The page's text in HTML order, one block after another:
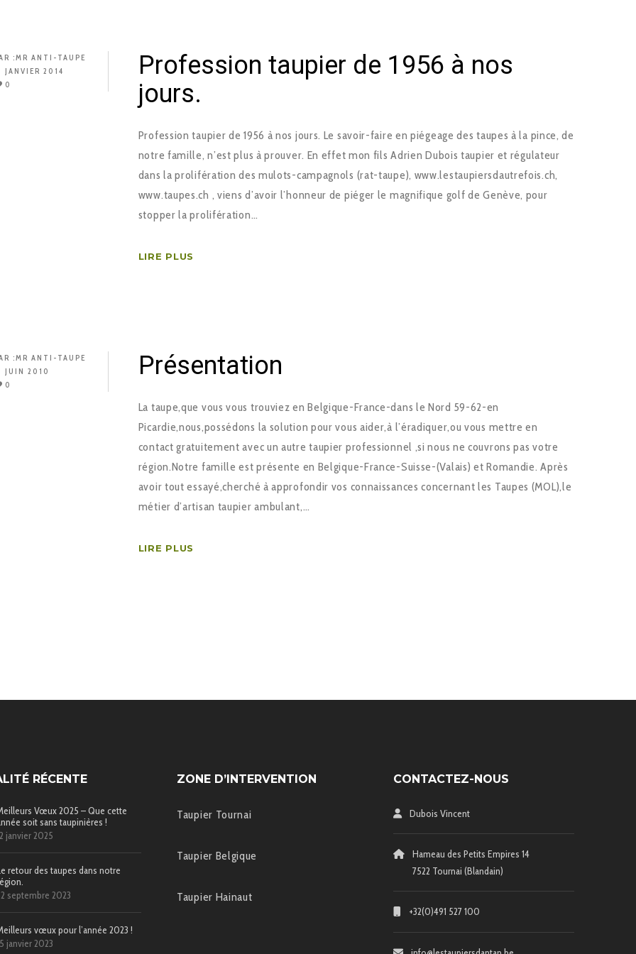
:MR ANTI-TAUPE
JANVIER 2014
0
Profession taupier de 1956 à nos
jours.
Profession taupier de 1956 à nos jours. Le savoir-faire en piégeage des taupes à la pince, de
notre famille, n’est plus à prouver. En effet mon fils Adrien Dubois taupier et régulateur
dans la prolifération des mulots-campagnols (rat-taupe), www.lestaupiersdautrefois.ch,
www.taupes.ch , viens d’avoir l’honneur de piéger le magnifique golf de Genève, pour
stopper la prolifération…
LIRE PLUS
:MR ANTI-TAUPE
JUIN 2010
0
Présentation
La taupe,que vous vous trouviez en Belgique-France-dans le Nord 59-62-en
Picardie,nous,possédons la solution pour vous aider,à l’éradiquer,ou vous mettre en
contact gratuitement avec un autre taupier professionnel ,si nous ne couvrons pas votre
région.Notre famille est présente en Belgique-France-Suisse-(Valais) et Romandie. Après
avoir tout essayé,cherché à approfondir vos connaissances concernant les Taupes (MOL),le
métier d’artisan taupier ambulant,…
LIRE PLUS
RÉCENTE
Vœux 2025 – Que cette
soit sans taupinières !
janvier 2025
retour des taupes dans notre
septembre 2023
vœux pour l’année 2023 !
janvier 2023
ZONE D’INTERVENTION
Taupier Tournai
Taupier Belgique
Taupier Hainaut
CONTACTEZ-NOUS
Dubois Vincent
Hameau des Petits Empires 14
7522 Tournai (Blandain)
+32(0)491 527 100